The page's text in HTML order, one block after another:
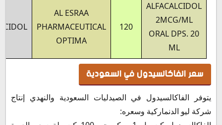
ALFACALCIDOL
2MCG/ML
ORAL DPS. 20
ML
120
AL ESRAA
PHARMACEUTICAL
OPTIMA
سعر الفاكالسيدول في السعودية
يتوفر الفاكالسيدول في الصيدليات السعودية والنهدي إنتاج
شركة ليو الدنماركية وسعره: